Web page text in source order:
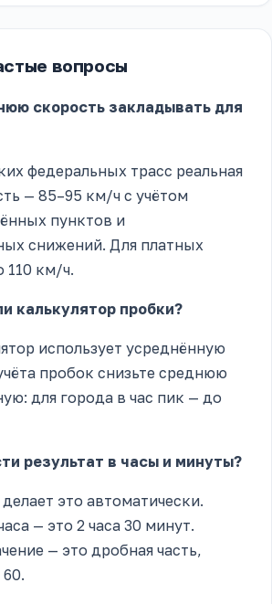
вопросы
скорость закладывать для
федеральных трасс реальная
— 85–95 км/ч с учётом
пунктов и
снижений. Для платных
110 км/ч.
калькулятор пробки?
использует усреднённую
пробок снизьте среднюю
для города в час пик — до
результат в часы и минуты?
это автоматически.
— это 2 часа 30 минут.
— это дробная часть,